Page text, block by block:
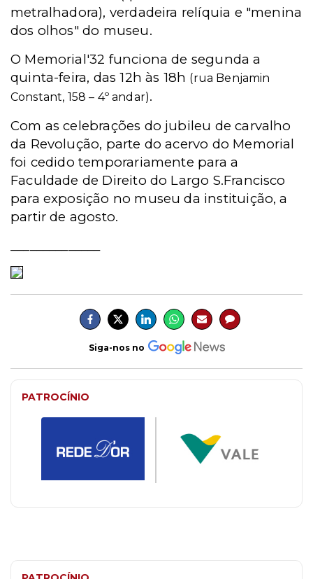
metralhadora), verdadeira relíquia e "menina
dos olhos" do museu.
O Memorial'32 funciona de segunda a
quinta-feira, das 12h às 18h (rua Benjamin
Constant, 158 – 4º andar).
Com as celebrações do jubileu de carvalho
da Revolução, parte do acervo do Memorial
foi cedido temporariamente para a
Faculdade de Direito do Largo S.Francisco
para exposição no museu da instituição, a
partir de agosto.
Siga-nos no
PATROCÍNIO